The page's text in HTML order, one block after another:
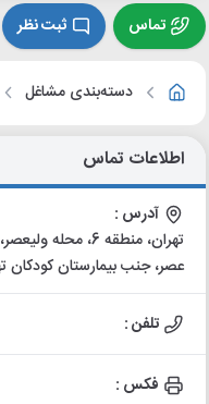
تماس ثبت نظر
دسته‌بندی مشاغل
اطلاعات تماس
آدرس :
تهران، منطقه 6،
عصر، جنب بیمارستان کودکان
تلفن :
فکس :